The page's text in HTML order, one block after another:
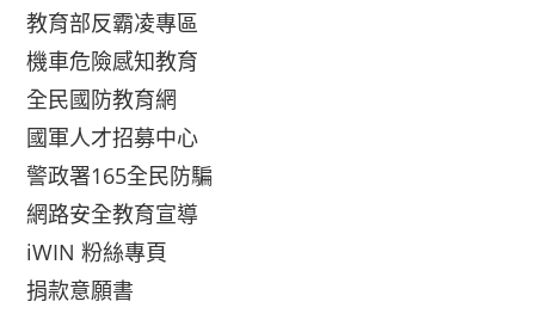
教育部反霸凌專區
機車危險感知教育
全民國防教育網
國軍人才招募中心
警政署165全民防騙
網路安全教育宣導
iWIN 粉絲專頁
捐款意願書